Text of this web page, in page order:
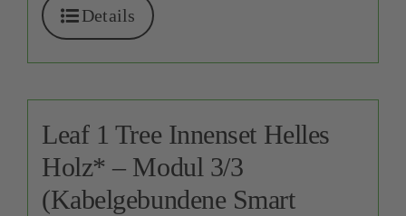
Details
Leaf 1 Tree Innenset Helles
Holz* – Modul 3/3
(Kabelgebundene Smart